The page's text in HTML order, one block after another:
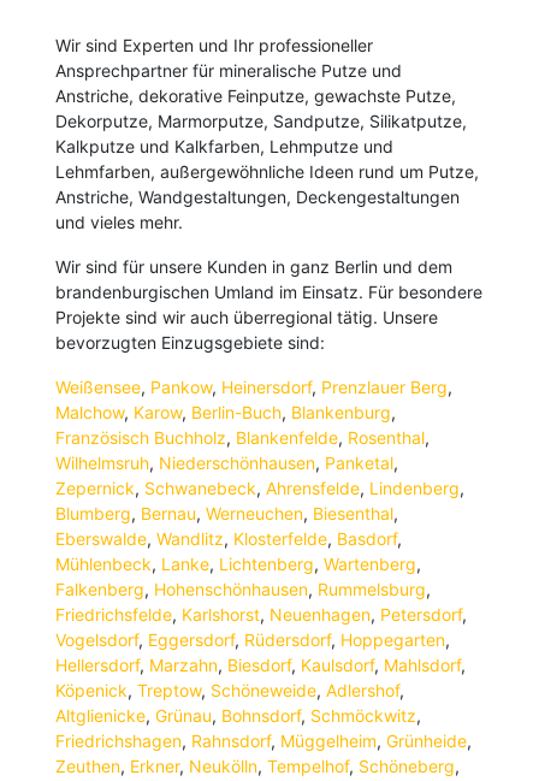
Wir sind Experten und Ihr professioneller
Ansprechpartner für mineralische Putze und
Anstriche, dekorative Feinputze, gewachste Putze,
Dekorputze, Marmorputze, Sandputze, Silikatputze,
Kalkputze und Kalkfarben, Lehmputze und
Lehmfarben, außergewöhnliche Ideen rund um Putze,
Anstriche, Wandgestaltungen, Deckengestaltungen
und vieles mehr.
Wir sind für unsere Kunden in ganz Berlin und dem
brandenburgischen Umland im Einsatz. Für besondere
Projekte sind wir auch überregional tätig. Unsere
bevorzugten Einzugsgebiete sind:
Weißensee, Pankow, Heinersdorf, Prenzlauer Berg,
Malchow, Karow, Berlin-Buch, Blankenburg,
Französisch Buchholz, Blankenfelde, Rosenthal,
Wilhelmsruh, Niederschönhausen, Panketal,
Zepernick, Schwanebeck, Ahrensfelde, Lindenberg,
Blumberg, Bernau, Werneuchen, Biesenthal,
Eberswalde, Wandlitz, Klosterfelde, Basdorf,
Mühlenbeck, Lanke, Lichtenberg, Wartenberg,
Falkenberg, Hohenschönhausen, Rummelsburg,
Friedrichsfelde, Karlshorst, Neuenhagen, Petersdorf,
Vogelsdorf, Eggersdorf, Rüdersdorf, Hoppegarten,
Hellersdorf, Marzahn, Biesdorf, Kaulsdorf, Mahlsdorf,
Köpenick, Treptow, Schöneweide, Adlershof,
Altglienicke, Grünau, Bohnsdorf, Schmöckwitz,
Friedrichshagen, Rahnsdorf, Müggelheim, Grünheide,
Zeuthen, Erkner, Neukölln, Tempelhof, Schöneberg,